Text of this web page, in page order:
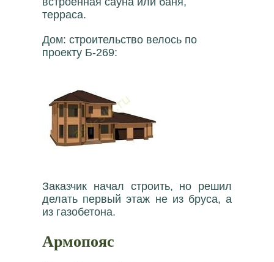
терраса.
Дом: строительство велось по
проекту Б-269:
Заказчик начал строить, но решил
делать первый этаж не из бруса, а
из газобетона.
Армопояс